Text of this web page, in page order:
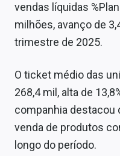
vendas líquidas
milhões, avanço de
trimestre de 2025.
O ticket médio das
268,4 mil, alta de
companhia destacou
venda de produtos
longo do período.